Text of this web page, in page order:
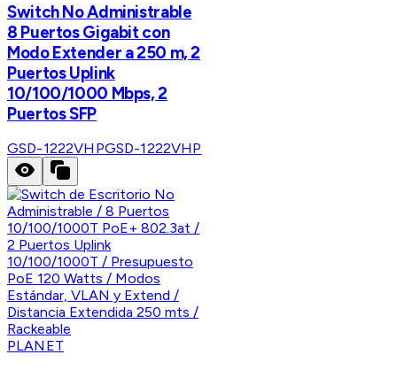
Switch No Administrable
8 Puertos Gigabit con
Modo Extender a 250 m, 2
Puertos Uplink
10/100/1000 Mbps, 2
Puertos SFP
GSD-1222VHPGSD-1222VHP
PLANET